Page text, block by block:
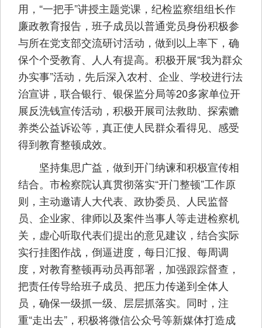
用，“一把手”讲授主题党课，纪检监察组组长作
廉政教育报告，班子成员以普通党员身份积极参
与所在党支部交流研讨活动，做到以上率下，确
保个个受教育、人人有提高。积极开展“我为群众
办实事”活动，先后深入农村、企业、学校进行法
治宣讲，联合银行、银保监分局等20多家单位开
展反洗钱宣传活动，积极开展司法救助、探索赡
养类公益诉讼等，真正使人民群众看得见、感受
得到教育整顿成效。
坚持集思广益，做到开门纳谏和积极宣传相
结合。市检察院认真贯彻落实“开门整顿”工作原
则，主动邀请人大代表、政协委员、人民监督
员、企业家、律师以及案件当事人等走进检察机
关，虚心听取代表们提出的意见建议，结合实际
实行挂图作战，倒逼进度，每日汇报、每周调
度，对教育整顿再动员再部署，加强跟踪督查，
把责任传导给班子成员、把压力传递到全体人
员，确保一级抓一级、层层抓落实。同时，注
重“走出去”，积极将微信公众号等新媒体打造成